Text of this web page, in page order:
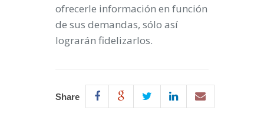
ofrecerle información en función
de sus demandas, sólo así
lograrán fidelizarlos.
Share